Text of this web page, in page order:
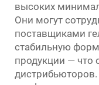
высоких
Они могут
поставщиками
стабильную
продукции — что